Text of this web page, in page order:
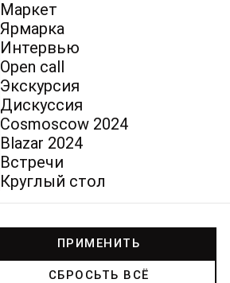
Маркет
Ярмарка
Интервью
Open call
Экскурсия
Дискуссия
Cosmoscow 2024
Blazar 2024
Встречи
Круглый стол
ПРИМЕНИТЬ
СБРОСЬТЬ ВСЁ